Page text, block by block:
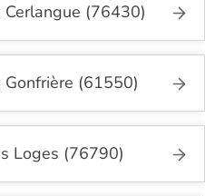
(76430)
(61550)
Loges (76790)